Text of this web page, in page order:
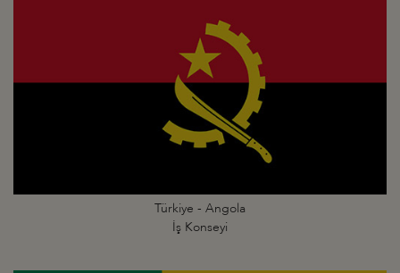
Türkiye - Angola
İş Konseyi